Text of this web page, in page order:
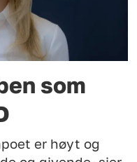
som
er høyt og